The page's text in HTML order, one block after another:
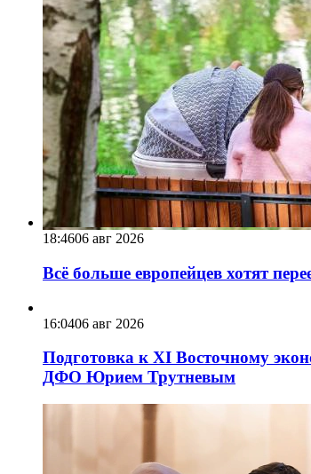
18:4606 авг 2026
Всё больше европейцев хотят
16:0406 авг 2026
Подготовка к XI Восточному
ДФО Юрием Трутневым